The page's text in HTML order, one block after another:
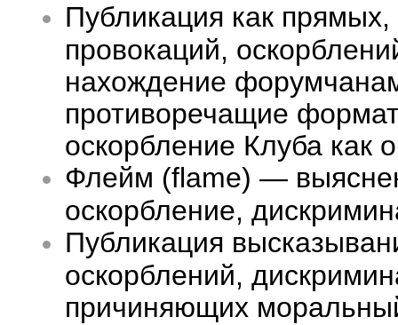
Публикация как
провокаций,
нахождение
противоречащие
оскорбление Клуба как
Флейм (flame) —
оскорбление,
Публикация
оскорблений,
причиняющих